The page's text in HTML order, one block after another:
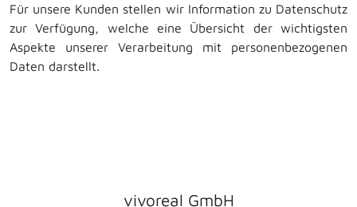
Für unsere Kunden stellen wir Information zu Datenschutz
zur Verfügung, welche eine Übersicht der wichtigsten
Aspekte unserer Verarbeitung mit personenbezogenen
Daten darstellt.
vivoreal GmbH